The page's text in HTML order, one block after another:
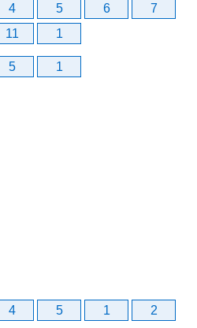
4 5 6
7
11 1
5 1
4 5 1 2